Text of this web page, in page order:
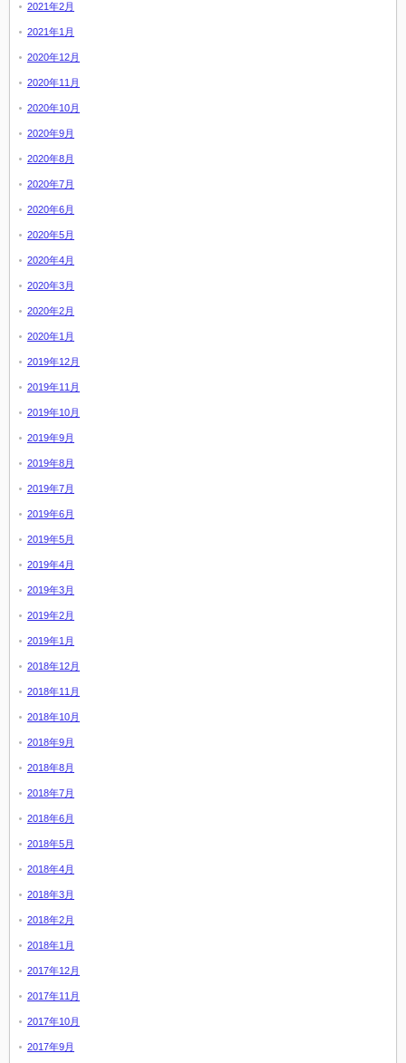
2021年2月
2021年1月
2020年12月
2020年11月
2020年10月
2020年9月
2020年8月
2020年7月
2020年6月
2020年5月
2020年4月
2020年3月
2020年2月
2020年1月
2019年12月
2019年11月
2019年10月
2019年9月
2019年8月
2019年7月
2019年6月
2019年5月
2019年4月
2019年3月
2019年2月
2019年1月
2018年12月
2018年11月
2018年10月
2018年9月
2018年8月
2018年7月
2018年6月
2018年5月
2018年4月
2018年3月
2018年2月
2018年1月
2017年12月
2017年11月
2017年10月
2017年9月